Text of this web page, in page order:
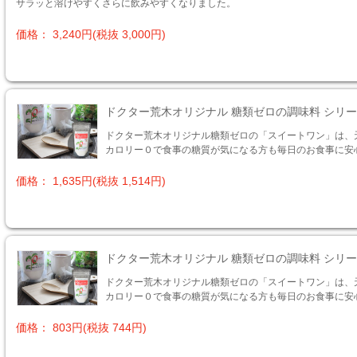
サラッと溶けやすくさらに飲みやすくなりました。
価格： 3,240円(税抜 3,000円)
ドクター荒木オリジナル 糖類ゼロの調味料 シ
ドクター荒木オリジナル糖類ゼロの「スイートワン」は
カロリー０で食事の糖質が気になる方も毎日のお食事に
価格： 1,635円(税抜 1,514円)
ドクター荒木オリジナル 糖類ゼロの調味料 シ
ドクター荒木オリジナル糖類ゼロの「スイートワン」は
カロリー０で食事の糖質が気になる方も毎日のお食事に
価格： 803円(税抜 744円)